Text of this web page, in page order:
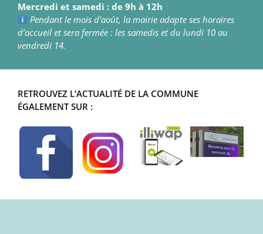
Mercredi et samedi : de 9h à 12h
Pendant le mois d’août, la mairie adapte ses horaires
d’accueil et sera fermée : les samedis et du lundi 10 au
vendredi 14.
RETROUVEZ L’ACTUALITÉ DE LA COMMUNE
ÉGALEMENT SUR :